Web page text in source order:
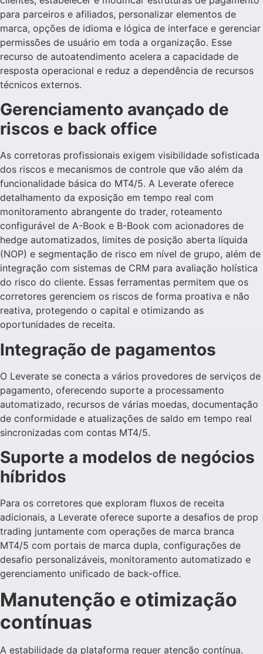
para parceiros e afiliados, personalizar elementos de
marca, opções de idioma e lógica de interface e gerenciar
permissões de usuário em toda a organização. Esse
recurso de autoatendimento acelera a capacidade de
resposta operacional e reduz a dependência de recursos
técnicos externos.
Gerenciamento avançado de
riscos e back office
As corretoras profissionais exigem visibilidade sofisticada
dos riscos e mecanismos de controle que vão além da
funcionalidade básica do MT4/5. A Leverate oferece
detalhamento da exposição em tempo real com
monitoramento abrangente do trader, roteamento
configurável de A-Book e B-Book com acionadores de
hedge automatizados, limites de posição aberta líquida
(NOP) e segmentação de risco em nível de grupo, além de
integração com sistemas de CRM para avaliação holística
do risco do cliente. Essas ferramentas permitem que os
corretores gerenciem os riscos de forma proativa e não
reativa, protegendo o capital e otimizando as
oportunidades de receita.
Integração de pagamentos
O Leverate se conecta a vários provedores de serviços de
pagamento, oferecendo suporte a processamento
automatizado, recursos de várias moedas, documentação
de conformidade e atualizações de saldo em tempo real
sincronizadas com contas MT4/5.
Suporte a modelos de negócios
híbridos
Para os corretores que exploram fluxos de receita
adicionais, a Leverate oferece suporte a desafios de prop
trading juntamente com operações de marca branca
MT4/5 com portais de marca dupla, configurações de
desafio personalizáveis, monitoramento automatizado e
gerenciamento unificado de back-office.
Manutenção e otimização
contínuas
A estabilidade da plataforma requer atenção contínua.